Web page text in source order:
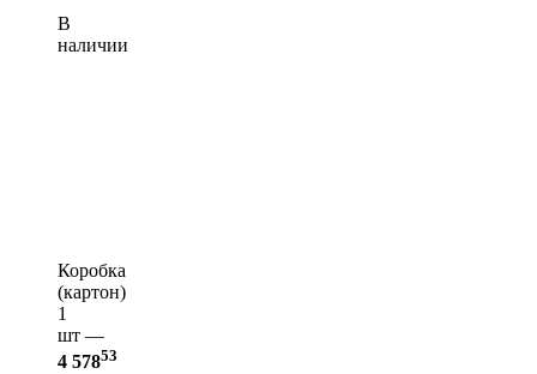
В
наличии
Коробка
(картон)
1
шт —
4 57853